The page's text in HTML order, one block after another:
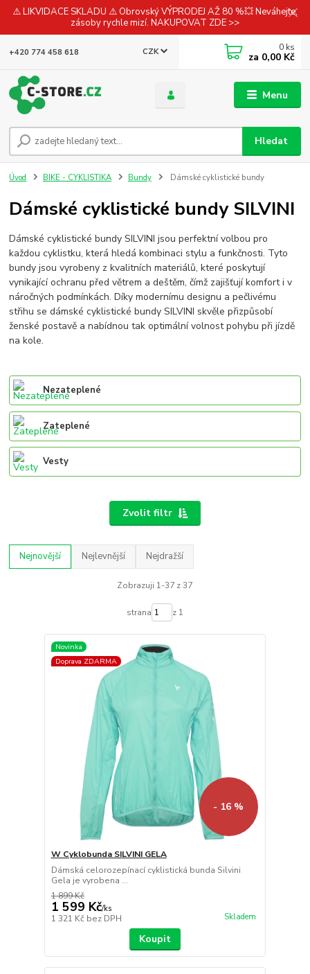
⚠️ LIKVIDACE SKLADU ⚠️ Obrovský VÝPRODEJ AŽ 80 %💥 Neváhejte,
zásoby rychle mizí. NAKUPOVAT ZDE >>
Menu
CZK
Hledat
+420 774 458 618 0 ks
za 0,00 Kč
Úvod BIKE - CYKLISTIKA Bundy Dámské cyklistické bundy
Dámské cyklistické bundy SILVINI
Dámské cyklistické bundy SILVINI jsou perfektní volbou pro
každou cyklistku, která hledá kombinaci stylu a funkčnosti. Tyto
bundy jsou vyrobeny z kvalitních materiálů, které poskytují
vynikající ochranu před větrem a deštěm, čímž zajišťují komfort i v
náročných podmínkách. Díky modernímu designu a pečlivému
střihu se dámské cyklistické bundy SILVINI skvěle přizpůsobí
ženské postavě a nabídnou tak optimální volnost pohybu při jízdě
na kole.
Nezateplené
Zateplené
Vesty
Zvolit filtr
Nejnovější Nejlevnější Nejdražší
Zobrazuji 1-37 z 37
strana z 1
Novinka
Doprava ZDARMA
- 16 %
W Cyklobunda SILVINI GELA
Dámská celorozepínací cyklistická bunda Silvini
Gela je vyrobena ...
1 899 Kč
1 599 Kč/ks
1 321 Kč bez DPH Skladem
Koupit